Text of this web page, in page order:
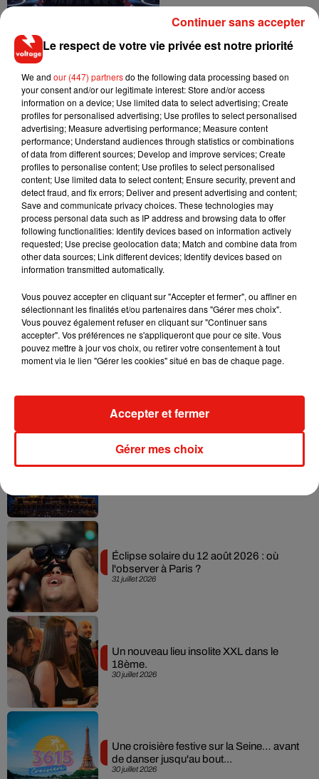
20 juillet 2026
Fred again : un
documentaire sur sa
tournée USB002
2 3 4
L'actu
Netflix lance un immense Book Festival
31 juillet 2026
Éclipse solaire du 12 août 2026 : où
l'observer à Paris ?
30 juillet 2026
Un nouveau lieu insolite XXL dans le
18ème.
30 juillet 2026
Une croisière festive sur la Seine… avant
de danser jusqu'au bout...
Le respect de votre vie privée est notre priorité
We and our (447) partnersdo the following data processing based on
your consent and/or our legitimate interest: Store and/or access
information on a device; Use limited data to select advertising; Create
profiles for personalised advertising; Use profiles to select personalised
advertising; Measure advertising performance; Measure content
performance; Understand audiences through statistics or combinations
of data from different sources; Develop and improve services; Create
profiles to personalise content; Use profiles to select personalised
content; Use limited data to select content; Ensure security, prevent and
detect fraud, and fix errors; Deliver and present advertising and content;
Save and communicate privacy choices. These technologies may
process personal data such as IP address and browsing data to offer
following functionalities: Identify devices based on information actively
requested; Use precise geolocation data; Match and combine data from
other data sources; Link different devices; Identify devices based on
information transmitted automatically.
Vous pouvez accepter en cliquant sur "Accepter et fermer", ou affiner en
sélectionnant les finalités et/ou partenaires dans "Gérer mes choix".
Vous pouvez également refuser en cliquant sur "Continuer sans
accepter". Vos préférences ne s'appliqueront que pour ce site. Vous
pouvez mettre à jour vos choix, ou retirer votre consentement à tout
moment via le lien "Gérer les cookies" situé en bas de chaque page.
Gérer mes choix
Accepter et fermer
Continuer sans accepter